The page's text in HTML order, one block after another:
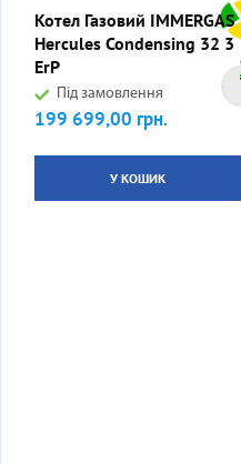
Котел Газовий IMMERGAS
Hercules Condensing 32 3
ErP
Під замовлення
Ціна
199 699,00 грн.
У КОШИК